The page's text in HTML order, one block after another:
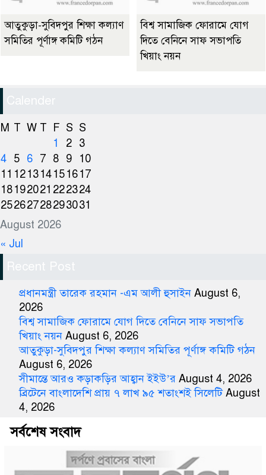
আতুকুড়া-সুবিদপুর শিক্ষা কল্যাণ
সমিতির পূর্ণাঙ্গ কমিটি গঠন
বিশ্ব সামাজিক ফোরামে যোগ
দিতে বেনিনে সাফ সভাপতি
খিয়াং নয়ন
Calender
August 2026
M T W T F S S
1
2 3
4 5 6 7 8 9
10
11 121314151617
18192021 222324
25262728293031
« Jul
Recent Post
প্রধানমন্ত্রী তারেক রহমান -এম আলী হুসাইন August 6,
2026
বিশ্ব সামাজিক ফোরামে যোগ দিতে বেনিনে সাফ সভাপতি
খিয়াং নয়ন August 6, 2026
আতুকুড়া-সুবিদপুর শিক্ষা কল্যাণ সমিতির পূর্ণাঙ্গ কমিটি গঠন
August 6, 2026
সীমান্তে আরও কড়াকড়ির আহ্বান ইইউ’র August 4, 2026
ব্রিটেনে বাংলাদেশি প্রায় ৭ লাখ ৯৫ শতাংশই সিলেটি August
4, 2026
সর্বশেষ সংবাদ